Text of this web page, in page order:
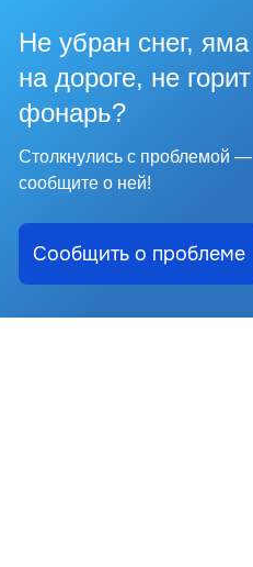
Не убран снег, яма
на дороге, не горит
фонарь?
Столкнулись с проблемой —
сообщите о ней!
Сообщить о проблеме